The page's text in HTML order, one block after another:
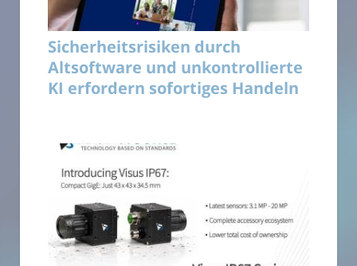
Sicherheitsrisiken durch
Altsoftware und unkontrollierte
KI erfordern sofortiges Handeln